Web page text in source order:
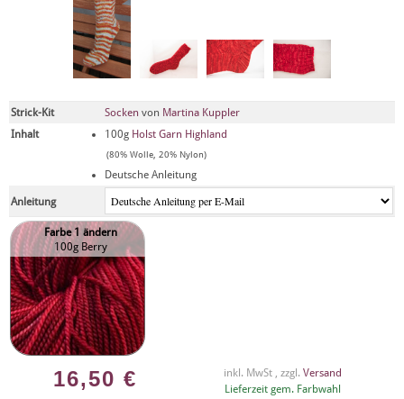
Strick-Kit Socken von Martina Kuppler
Inhalt
100g Holst Garn Highland
(80% Wolle, 20% Nylon)
Deutsche Anleitung
Anleitung
Farbe 1 ändern
100g Berry
16,50 € inkl. MwSt , zzgl. Versand
Lieferzeit gem. Farbwahl